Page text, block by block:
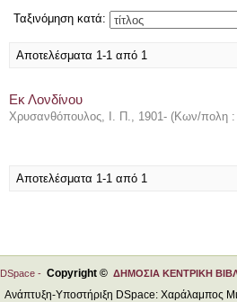
Ταξινόμηση κατά:
Αποτελέσματα 1-1 από 1
Εκ Λονδίνου
Χρυσανθόπουλος, Ι. Π., 1901- (Κων/πολη :
Αποτελέσματα 1-1 από 1
DSpace - Copyright © ΔΗΜΟΣΙΑ ΚΕΝΤΡΙΚΗ
Ανάπτυξη-Υποστήριξη DSpace: Χαράλαμπος